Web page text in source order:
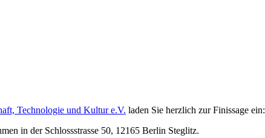
Technologie und Kultur e.V. laden Sie herzlich zur Finissage ein:
in der Schlossstrasse 50, 12165 Berlin Steglitz.